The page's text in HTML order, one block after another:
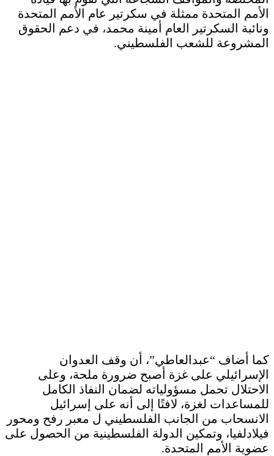
الأمم المتحدة ممثلة في سكرتير عام الأمم المتحدة
ونائبة السكرتير العام أمينة محمد، في دعم الحقوق
المشروعة للشعب الفلسطيني.
كما أضاف “عبدالعاطي”، أن وقف العدوان
الإسرائيلي على غزة أصبح ضرورة ملحة، وعلى
الاحتلال تحمل مسؤولياته لضمان النفاذ الكامل
للمساعدات لغزة، لافتًا إلى أنه على إسرائيل
الانسحاب من الجانب الفلسطيني ل معبر رفح ومحور
فيلادلفيا، وتمكين الدولة الفلسطينية من الحصول على
عضوية الأمم المتحدة.